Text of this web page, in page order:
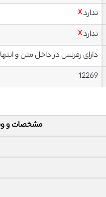
ندارد☓
ندارد☓
دارای رفرنس در داخل متن و
12269
مشخصات و